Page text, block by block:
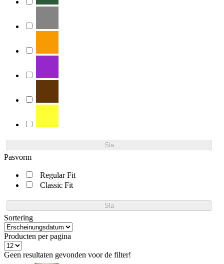
Sla
Pasvorm
Regular Fit
Classic Fit
Sla
Sortering
Producten per pagina
Geen resultaten gevonden voor de filter!